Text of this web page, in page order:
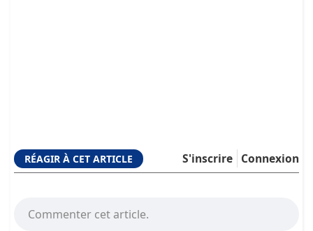
RÉAGIR À CET ARTICLE Connexion
S'inscrire
Commenter cet article.